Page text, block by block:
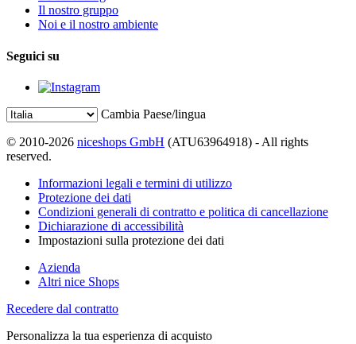
Il nostro gruppo
Noi e il nostro ambiente
Seguici su
Cambia Paese/lingua
© 2010-2026 niceshops GmbH (ATU63964918) - All rights
reserved.
Informazioni legali e termini di utilizzo
Protezione dei dati
Condizioni generali di contratto e politica di cancellazione
Dichiarazione di accessibilità
Impostazioni sulla protezione dei dati
Azienda
Altri nice Shops
Recedere dal contratto
Personalizza la tua esperienza di acquisto